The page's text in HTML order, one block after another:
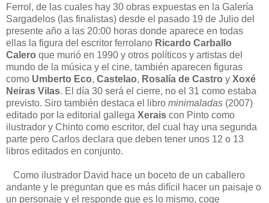
Ferrol, de las cuales hay 30 obras expuestas en la Galería
Sargadelos (las finalistas) desde el pasado 19 de Julio del
presente año a las 20:00 horas donde aparece en todas
ellas la figura del escritor ferrolano Ricardo Carballo
Calero que murió en 1990 y otros políticos y artistas del
mundo de la música y el cine, también aparecen figuras
como Umberto Eco, Castelao, Rosalía de Castro y Xoxé
Neiras Vilas. El día 30 será el cierre, no el 31 como estaba
previsto. Siro también destaca el libro minimaladas (2007)
editado por la editorial gallega Xerais con Pinto como
ilustrador y Chinto como escritor, del cual hay una segunda
parte pero Carlos declara que deben tener unos 12 o 13
libros editados en conjunto.
Como ilustrador David hace un boceto de un caballero
andante y le preguntan que es más difícil hacer un paisaje o
un personaje y el responde que es lo mismo, coge